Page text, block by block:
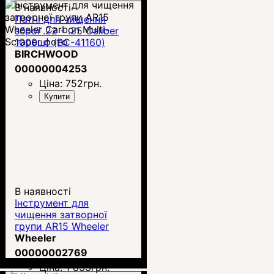
В наявності
Патчі для чищення
зброї .22 - .25 Caliber
1000шт (BC-41160)
BIRCHWOOD
00000004253
Ціна: 752грн.
Купити
В наявності
Інструмент для
чищення затворної
групи AR15 Wheeler
Carbon Multi-Scraper
Wheeler
00000002769
Ціна:1 833грн.